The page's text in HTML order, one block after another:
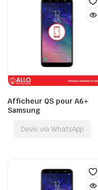
Afficheur QS pour A6+
Samsung
Devis via WhatsApp